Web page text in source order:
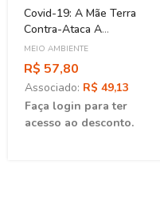
Covid-19: A Mãe Terra
Contra-Ataca A
Humanidade
MEIO AMBIENTE
R$ 57,80
Associado: R$ 49,13
Faça login para ter
acesso ao desconto.